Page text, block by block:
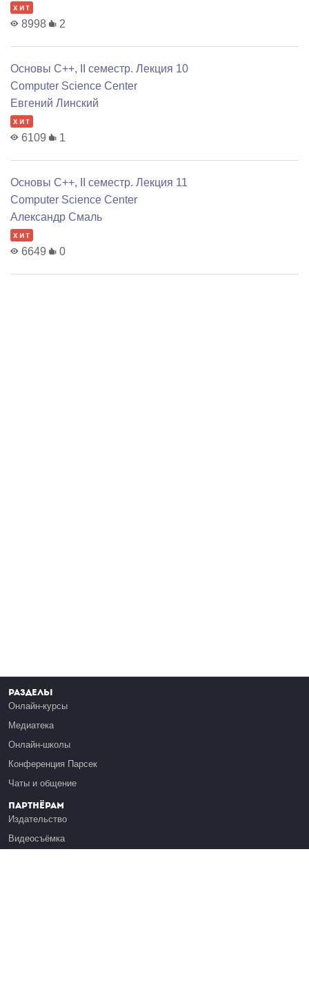
хит
8998 2
Основы C++, II семестр. Лекция 10
Computer Science Center
Евгений Линский
хит
6109 1
Основы C++, II семестр. Лекция 11
Computer Science Center
Александр Смаль
хит
6649 0
Разделы
Онлайн-курсы
Медиатека
Онлайн-школы
Конференция Парсек
Чаты и общение
Партнёрам
Издательство
Видеосъёмка